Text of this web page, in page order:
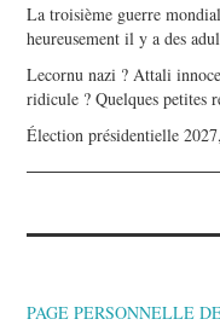
La troisième guerre
heureusement il y a des
Lecornu nazi ? Attali
ridicule ? Quelques petites
Élection présidentielle
PAGE PERSONNELLE